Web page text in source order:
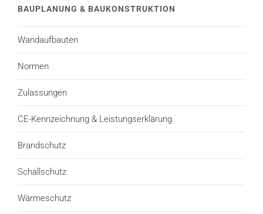
BAUPLANUNG & BAUKONSTRUKTION
Wandaufbauten
Normen
Zulassungen
CE-Kennzeichnung & Leistungserklärung
Brandschutz
Schallschutz
Wärmeschutz